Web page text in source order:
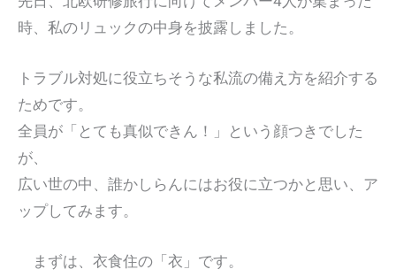
時、私のリュックの中身を披露しました。
トラブル対処に役立ちそうな私流の備え方を紹介する
ためです。
全員が「とても真似できん！」という顔つきでした
が、
広い世の中、誰かしらんにはお役に立つかと思い、ア
ップしてみます。
まずは、衣食住の「衣」です。